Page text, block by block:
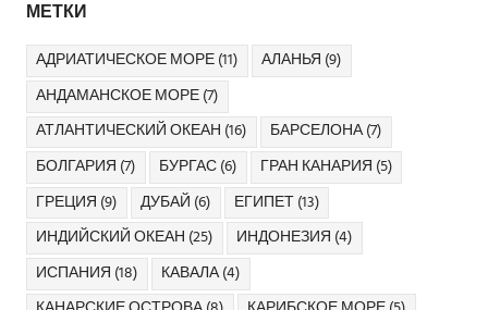
МЕТКИ
АДРИАТИЧЕСКОЕ МОРЕ(11) АЛАНЬЯ (9)
АНДАМАНСКОЕ МОРЕ(7)
АТЛАНТИЧЕСКИЙ ОКЕАН (16) БАРСЕЛОНА(7)
БОЛГАРИЯ (7) БУРГАС(6) ГРАН КАНАРИЯ (5)
ГРЕЦИЯ (9) ДУБАЙ (6) ЕГИПЕТ(13)
ИНДИЙСКИЙ ОКЕАН (25) ИНДОНЕЗИЯ (4)
ИСПАНИЯ (18) КАВАЛА(4)